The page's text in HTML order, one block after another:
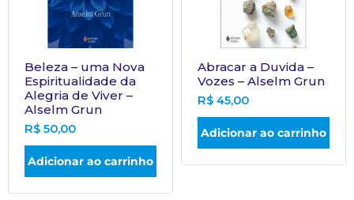
Beleza – uma Nova
Espiritualidade da
Alegria de Viver –
Alselm Grun
R$ 50,00
Adicionar ao carrinho
Abracar a Duvida –
Vozes – Alselm Grun
R$ 45,00
Adicionar ao carrinho